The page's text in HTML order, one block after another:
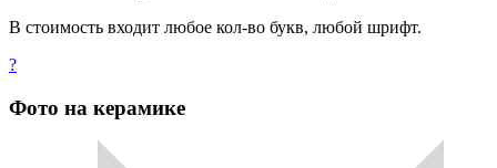
В стоимость входит любое кол-во букв, любой шрифт.
?
Фото на керамике